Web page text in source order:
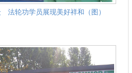
轮功学员展现美好祥和（图）